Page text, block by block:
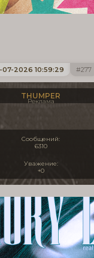
277
2026 10:59:29
THUMPER
Реклама
Сообщений:
6310
Уважение:
+0